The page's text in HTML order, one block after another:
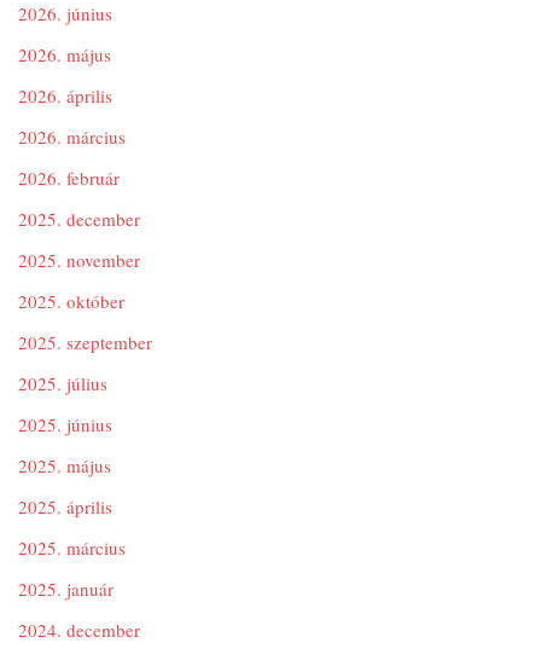
2026. június
2026. május
2026. április
2026. március
2026. február
2025. december
2025. november
2025. október
2025. szeptember
2025. július
2025. június
2025. május
2025. április
2025. március
2025. január
2024. december